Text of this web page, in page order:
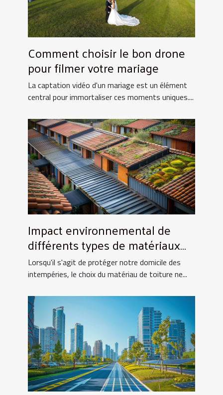
Comment choisir le bon drone
pour filmer votre mariage
La captation vidéo d'un mariage est un élément
central pour immortaliser ces moments uniques....
Impact environnemental de
différents types de matériaux
de toiture
Lorsqu'il s'agit de protéger notre domicile des
intempéries, le choix du matériau de toiture ne...